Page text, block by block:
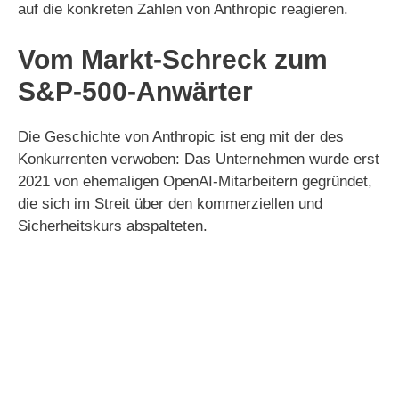
auf die konkreten Zahlen von Anthropic reagieren.
Vom Markt-Schreck zum
S&P-500-Anwärter
Die Geschichte von Anthropic ist eng mit der des
Konkurrenten verwoben: Das Unternehmen wurde erst
2021 von ehemaligen OpenAI-Mitarbeitern gegründet,
die sich im Streit über den kommerziellen und
Sicherheitskurs abspalteten.